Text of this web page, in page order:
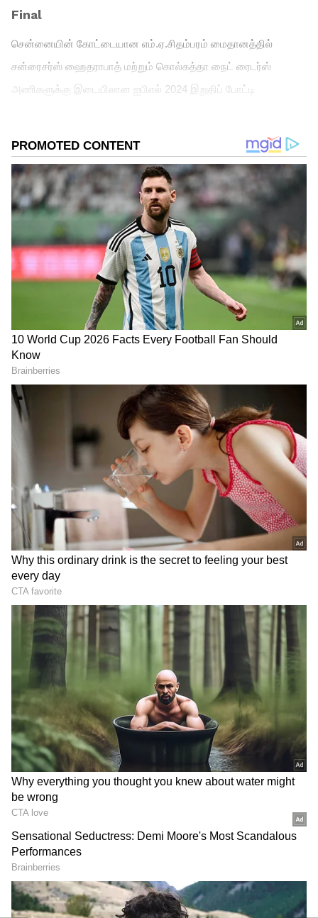
Final
சென்னையின் கோட்டையான எம்.ஏ.சிதம்பரம் மைதானத்தில்
சன்ரைசர்ஸ் ஹைதராபாத் மற்றும் கொல்கத்தா நைட் ரைடர்ஸ்
அணிகளுக்கு இடையிலான ஐபிஎல் 2024 இறுதிப் போட்டி
சன்ரைசர்ஸ் ஹைதராபாத் கடந்த 2016 ஆம் ஆண்டு டிராபியை
கைப்பற்றியது.
ஏசியாநெட் தமிழ்-ஐ உங்கள் முதன்மைத்
தேர்வாக்குங்கள்
2
9
Kolkata Knight Riders vs Sunrisers Hyderabad,
Final
இதே போன்று 2012 மற்றும் 2014 ஆம் ஆண்டுகளில் முறையே
கொல்கத்தா நைட் ரைடர்ஸ் டிராபியை வென்றது. இன்று நடைபெறும்
ஐபிஎல் 2024 தொடரின் 17ஆவது சீசனில் டிராபியை வெல்லப் போகும்
அணி எது என்பதை தெரிந்து கொள்ள ஒவ்வொருவரும் ஆவலுடன்
எதிர்பார்த்து காத்திருக்கிறோம். அதற்கான தருணம் தற்போது